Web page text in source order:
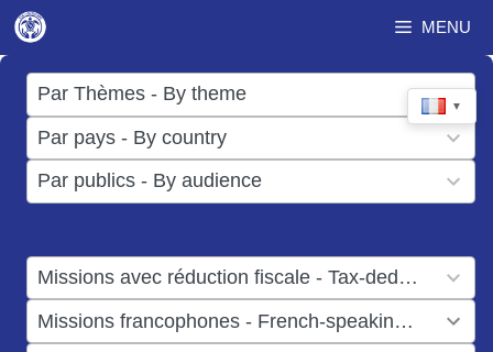
Aller
au
contenu
MENU
▼
Par Thèmes - By theme
17
results
available
Par pays - By country
50
results
available
Par publics - By audience
results
Missions avec réduction fiscale - Tax-deductible missions
result
available
Missions francophones - French-speaking missions
result